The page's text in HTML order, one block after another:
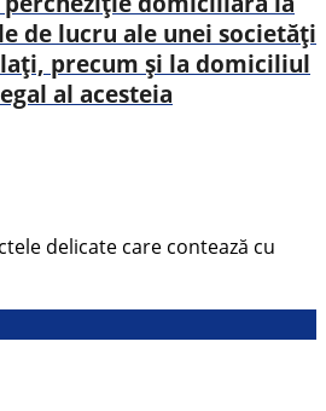
de lucru ale unei societăți
precum și la domiciliul
al acesteia
delicate care contează cu